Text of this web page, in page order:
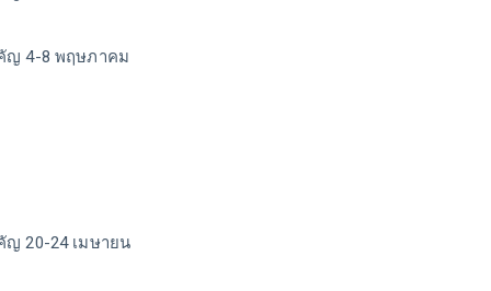
ญ 4-8 พฤษภาคม
ญ 20-24 เมษายน